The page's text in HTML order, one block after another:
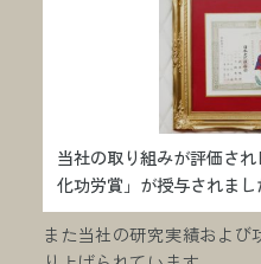
当社の取り組みが評価さ
化功労賞」が授与されまし
また当社の研究実績およ